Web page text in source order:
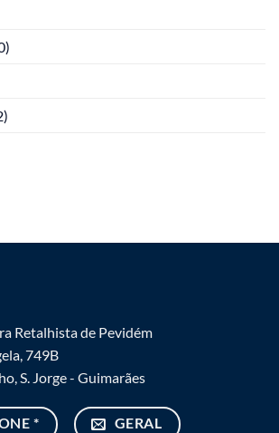
Retalhista de Pevidém
749B
S. Jorge - Guimarães
* GERAL